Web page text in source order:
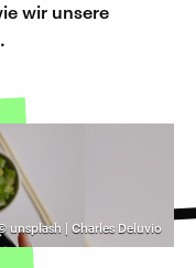
wir unsere
unsplash | Charles Deluvio